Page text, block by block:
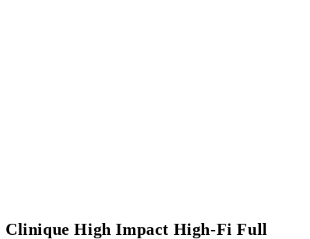
Clinique High Impact High-Fi Full